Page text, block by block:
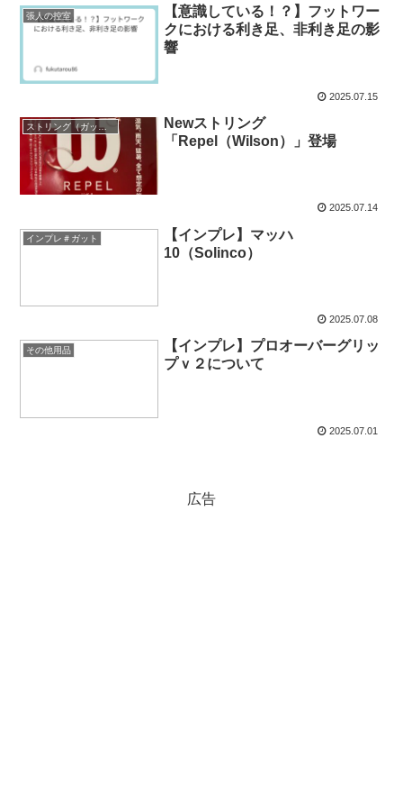
張人の控室
【意識している！？】フットワー
クにおける利き足、非利き足の影
響
2025.07.15
ストリング（ガット）
Newストリング
「Repel（Wilson）」登場
2025.07.14
インプレ＃ガット
【インプレ】マッハ
10（Solinco）
2025.07.08
その他用品
【インプレ】プロオーバーグリッ
プｖ２について
2025.07.01
広告